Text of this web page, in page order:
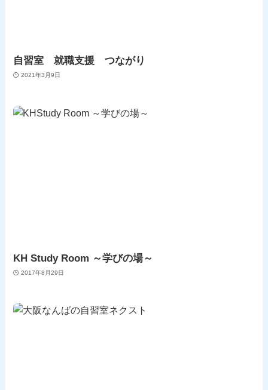
自習室 就職支援 つながり
2021年3月9日
KH Study Room ～学びの場～
2017年8月29日